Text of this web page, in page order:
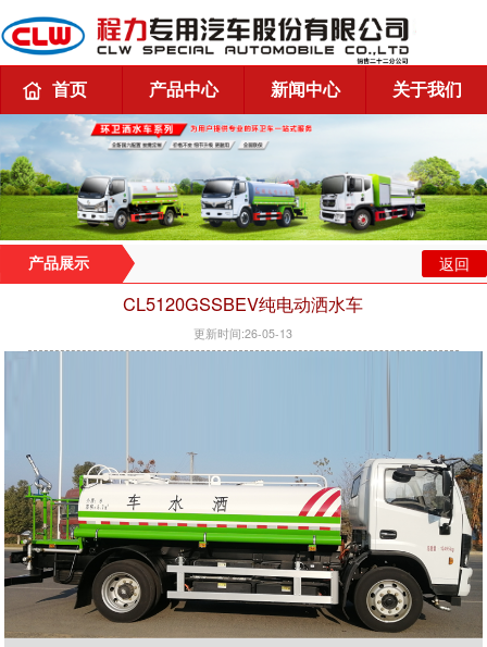
首页 产品中心 新闻中心 关于我们
产品展示 返回
CL5120GSSBEV纯电动洒水车
更新时间:26-05-13